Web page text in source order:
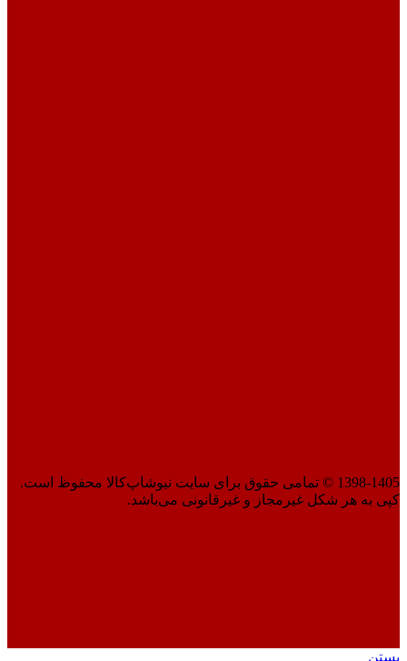
1398-1405 © تمامی حقوق برای سایت نیوشاپ‌کالا محفوظ است.
کپی به هر شکل غیرمجاز و غیرقانونی می‌باشد.
بستن